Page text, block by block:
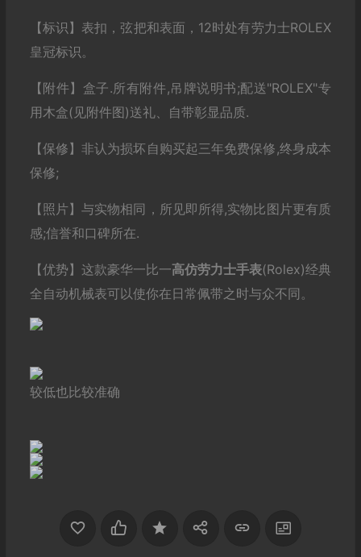
【标识】表扣，弦把和表面，12时处有劳力士ROLEX
皇冠标识。
【附件】盒子.所有附件,吊牌说明书;配送"ROLEX"专
用木盒(见附件图)送礼、自带彰显品质.
【保修】非认为损坏自购买起三年免费保修,终身成本
保修;
【照片】与实物相同，所见即所得,实物比图片更有质
感;信誉和口碑所在.
【优势】这款豪华一比一高仿劳力士手表(Rolex)经典
全自动机械表可以使你在日常佩带之时与众不同。
较低也比较准确